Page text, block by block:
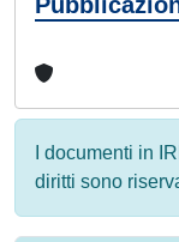
I documenti in
diritti sono